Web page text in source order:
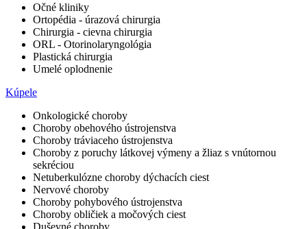
Očné kliniky
Ortopédia - úrazová chirurgia
Chirurgia - cievna chirurgia
ORL - Otorinolaryngológia
Plastická chirurgia
Umelé oplodnenie
Kúpele
Onkologické choroby
Choroby obehového ústrojenstva
Choroby tráviaceho ústrojenstva
Choroby z poruchy látkovej výmeny a žliaz s vnútornou
sekréciou
Netuberkulózne choroby dýchacích ciest
Nervové choroby
Choroby pohybového ústrojenstva
Choroby obličiek a močových ciest
Duševné choroby